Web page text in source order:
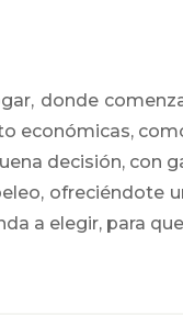
donde
económicas,
decisión, con
ofreciéndote
a elegir, para